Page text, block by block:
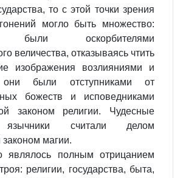
то с этой точки зрения
могло быть множество:
были оскорбителями
величества, отказываясь чтить
изображения возлияниями и
они были отступниками от
божеств и исповедниками
законом религии. Чудесные
язычники считали делом
магии.
являлось полным отрицанием
религии, государства, быта,